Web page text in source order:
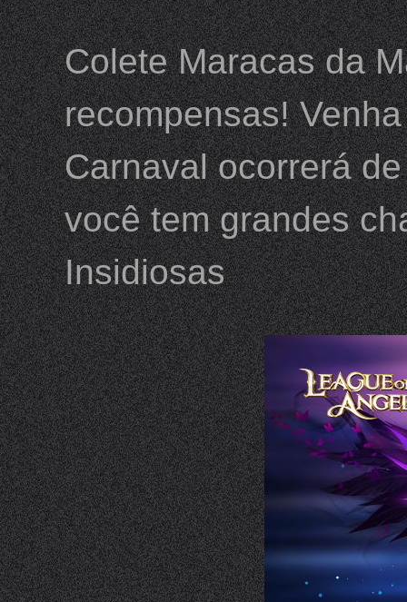
Colete Maracas da
recompensas!
Carnaval ocorrerá
você tem grandes
Insidiosas